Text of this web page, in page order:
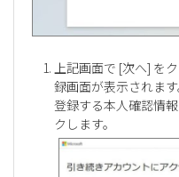
上記画面で [次へ] を
録画面が表示されます
登録する本人確認情
クします。